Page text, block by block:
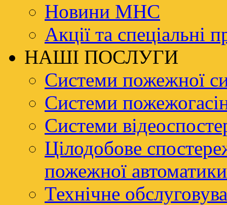
Новини МНС
Акції та спеціальні
НАШІ ПОСЛУГИ
Системи пожежної
Системи
Системи
Цілодобове
пожежної автоматики
Технічне